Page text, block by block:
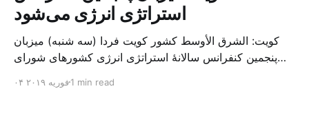
استراتژی انرژی می‌شود
کویت: الشرق الأوسط کشور کویت فردا (سه شنبه) میزبان
پنجمین کنفرانس سالانهٔ استراتژی انرژی کشورهای شورای
متخصص از شرکت‌های جهانی نفت و گاز در این کنفرانس
۰۴ فوریه ۲۰۱۹1 min read